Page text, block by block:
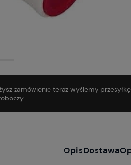
zamówienie teraz wyślemy
OpisDostawa